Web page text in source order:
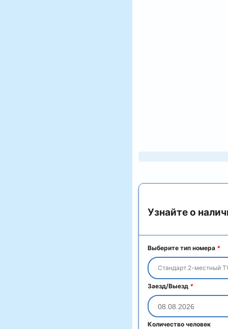
Узнайте о
Выберите тип номера *
Стандарт 2-местный
Заезд/Выезд *
Количество человек